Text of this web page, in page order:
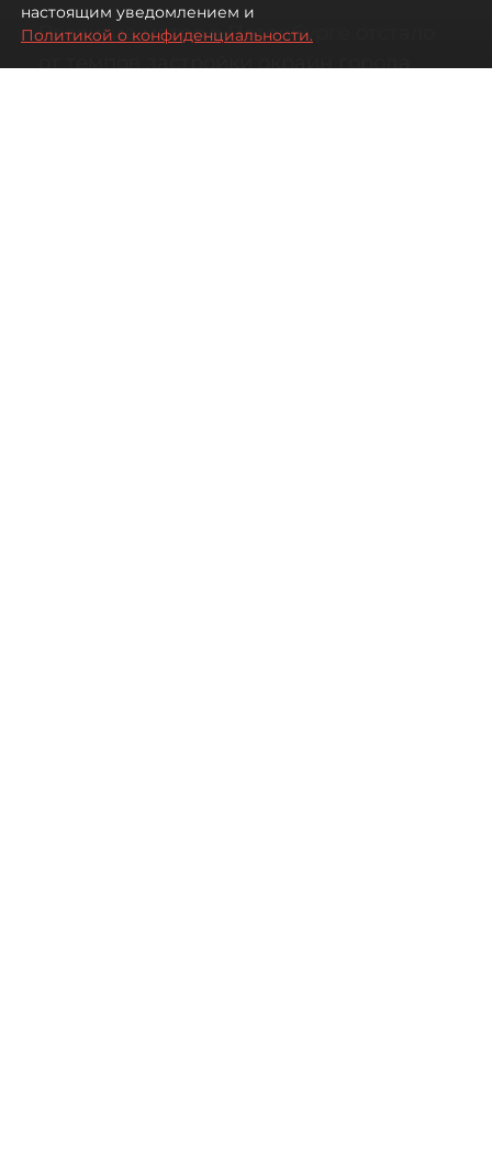
Развитие метро в Петербурге отстало
от темпов застройки окраин города
настоящим уведомлением и
Политикой о конфиденциальности.